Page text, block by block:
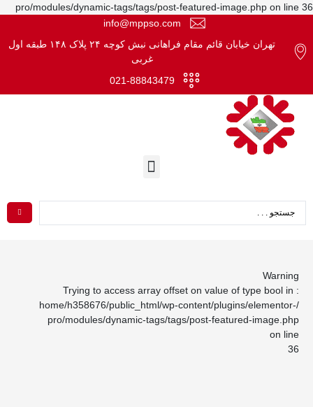
pro/modules/dynamic-tags/tags/post-featured-image.phpon line
info@mppso.com
تهران خیابان قائم مقام فراهانی نبش کوچه ۲۴ پلاک ۱۴۸ طبقه اول
غربی
021-88843479
Warning
/home/h358676/public_html/wp-content/plugins/elementor-
pro/modules/dynamic-tags/tags/post-featured-image.php
on line
36